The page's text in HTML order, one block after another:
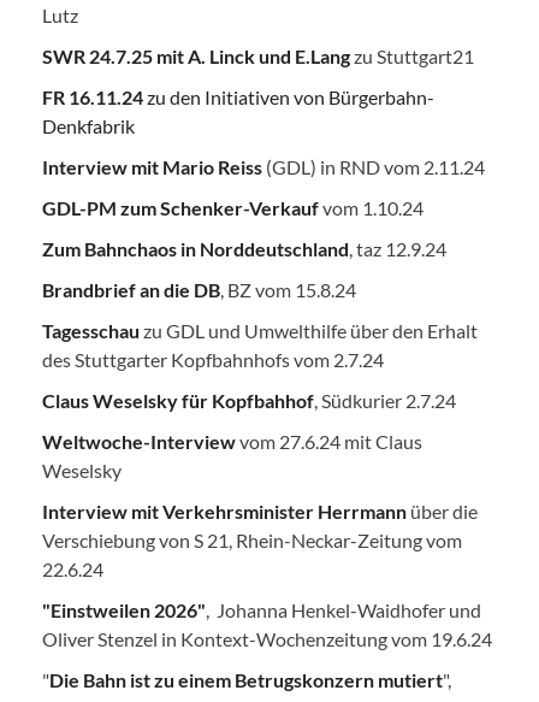
Lutz
SWR 24.7.25 mit A. Linck und E.Langzu Stuttgart21
FR 16.11.24zu den Initiativen von Bürgerbahn-
Denkfabrik
Interview mit Mario Reiss (GDL) in RND vom 2.11.24
GDL-PM zum Schenker-Verkaufvom 1.10.24
Zum Bahnchaos in Norddeutschland, taz 12.9.24
Brandbrief an die DB, BZ vom 15.8.24
Tagesschau zu GDL und Umwelthilfe über den Erhalt
des Stuttgarter Kopfbahnhofs vom 2.7.24
Claus Weselsky für Kopfbahhof, Südkurier 2.7.24
Weltwoche-Interviewvom 27.6.24 mit Claus
Weselsky
Interview mit Verkehrsminister Herrmann über die
Verschiebung von S 21, Rhein-Neckar-Zeitung vom
22.6.24
"Einstweilen 2026", Johanna Henkel-Waidhofer und
Oliver Stenzel in Kontext-Wochenzeitung vom 19.6.24
"Die Bahn ist zu einem Betrugskonzern mutiert",